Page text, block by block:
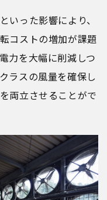
いった影響により、
コストの増加が課題
力を大幅に削減しつ
ラスの風量を確保し
両立させることがで